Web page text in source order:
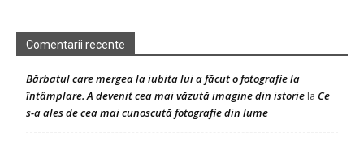
Comentarii recente
Bărbatul care mergea la iubita lui a făcut o fotografie la
întâmplare. A devenit cea mai văzută imagine din istorie la Ce
s-a ales de cea mai cunoscută fotografie din lume